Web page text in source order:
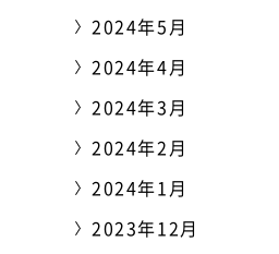
2024年5月
2024年4月
2024年3月
2024年2月
2024年1月
2023年12月